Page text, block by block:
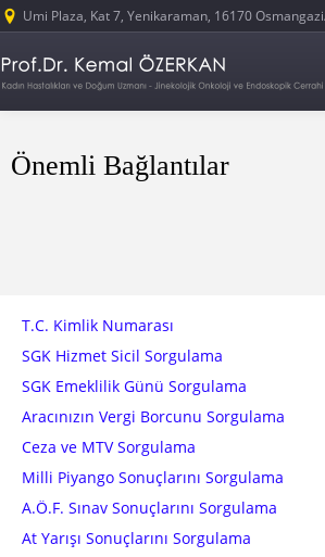
Umi Plaza, Kat 7, Yenikaraman, 16170
Önemli Bağlantılar
T.C. Kimlik Numarası
SGK Hizmet Sicil Sorgulama
SGK Emeklilik Günü Sorgulama
Aracınızın Vergi Borcunu Sorgulama
Ceza ve MTV Sorgulama
Milli Piyango Sonuçlarını Sorgulama
A.Ö.F. Sınav Sonuçlarını Sorgulama
At Yarışı Sonuçlarını Sorgulama